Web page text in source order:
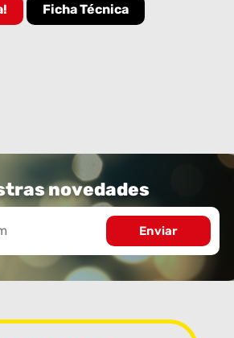
Ficha Técnica
novedades